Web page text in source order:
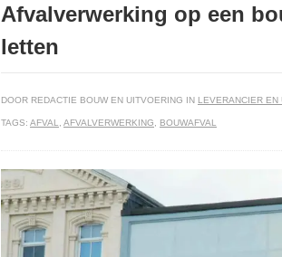
Afvalverwerking op een
letten
DOOR REDACTIE BOUW EN UITVOERING IN LEVERANCIER EN
TAGS: AFVAL AFVALVERWERKING BOUWAFVAL